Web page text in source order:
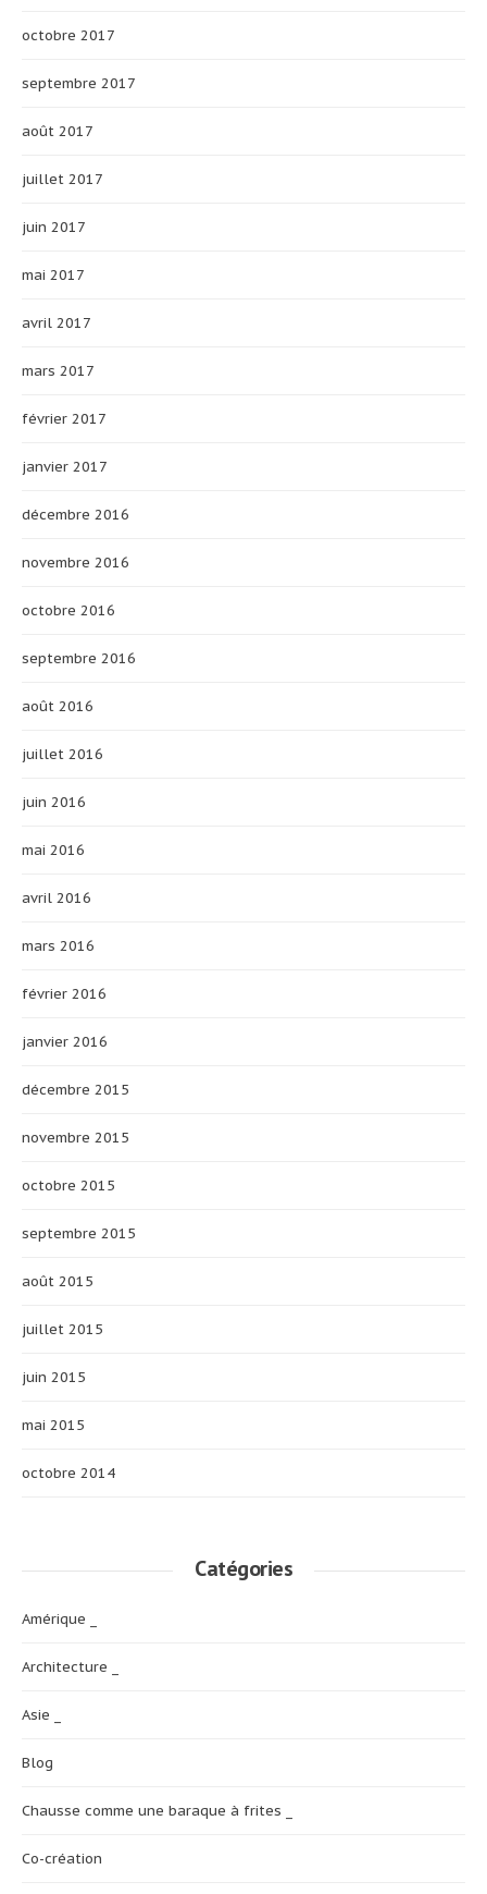
octobre 2017
septembre 2017
août 2017
juillet 2017
juin 2017
mai 2017
avril 2017
mars 2017
février 2017
janvier 2017
décembre 2016
novembre 2016
octobre 2016
septembre 2016
août 2016
juillet 2016
juin 2016
mai 2016
avril 2016
mars 2016
février 2016
janvier 2016
décembre 2015
novembre 2015
octobre 2015
septembre 2015
août 2015
juillet 2015
juin 2015
mai 2015
octobre 2014
Catégories
Amérique _
Architecture _
Asie _
Blog
Chausse comme une baraque à frites _
Co-création